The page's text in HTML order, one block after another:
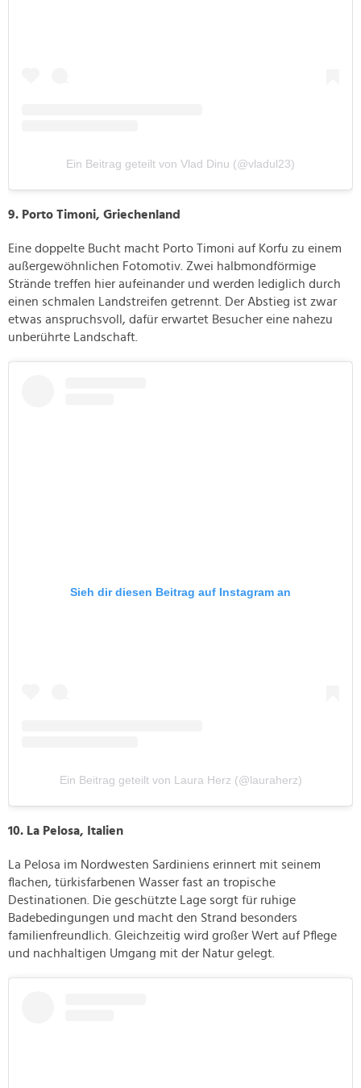
gesammelt haben.
Ein Beitrag geteilt von Vlad Dinu (@vladul23)
9. Porto Timoni, Griechenland
Eine doppelte Bucht macht Porto Timoni auf Korfu zu einem
außergewöhnlichen Fotomotiv. Zwei halbmondförmige
Strände treffen hier aufeinander und werden lediglich durch
einen schmalen Landstreifen getrennt. Der Abstieg ist zwar
etwas anspruchsvoll, dafür erwartet Besucher eine nahezu
unberührte Landschaft.
Sieh dir diesen Beitrag auf Instagram an
Ein Beitrag geteilt von Laura Herz (@lauraherz)
10. La Pelosa, Italien
La Pelosa im Nordwesten Sardiniens erinnert mit seinem
flachen, türkisfarbenen Wasser fast an tropische
Destinationen. Die geschützte Lage sorgt für ruhige
Badebedingungen und macht den Strand besonders
familienfreundlich. Gleichzeitig wird großer Wert auf Pflege
und nachhaltigen Umgang mit der Natur gelegt.